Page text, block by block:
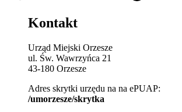
Kontakt
Urząd Miejski Orzesze
ul. Św. Wawrzyńca 21
43-180 Orzesze
Adres skrytki urzędu na na ePUAP:
/umorzesze/skrytka